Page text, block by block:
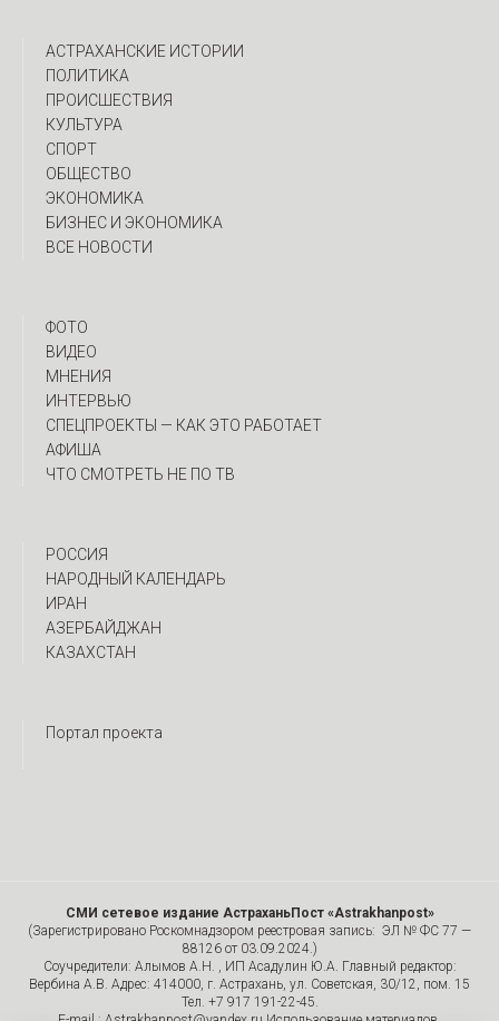
АСТРАХАНСКИЕ ИСТОРИИ
ПОЛИТИКА
ПРОИСШЕСТВИЯ
КУЛЬТУРА
СПОРТ
ОБЩЕСТВО
ЭКОНОМИКА
БИЗНЕС И ЭКОНОМИКА
ВСЕ НОВОСТИ
ФОТО
ВИДЕО
МНЕНИЯ
ИНТЕРВЬЮ
CПЕЦПРОЕКТЫ — КАК ЭТО РАБОТАЕТ
АФИША
ЧТО СМОТРЕТЬ НЕ ПО ТВ
РОССИЯ
НАРОДНЫЙ КАЛЕНДАРЬ
ИРАН
АЗЕРБАЙДЖАН
КАЗАХСТАН
Портал проекта
СМИ сетевое издание АстраханьПост «Astrakhanpost»
(Зарегистрировано Роскомнадзором реестровая запись: ЭЛ № ФС 77 —
88126 от 03.09.2024.)
Соучредители: Алымов А.Н. , ИП Асадулин Ю.А. Главный редактор:
Вербина А.В. Адрес: 414000, г. Астрахань, ул. Советская, 30/12, пом. 15
Тел. +7 917 191-22-45.